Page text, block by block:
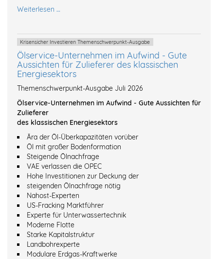
Weiterlesen …
Krisensicher Investieren Themenschwerpunkt-Ausgabe
Ölservice-Unternehmen im Aufwind - Gute
Aussichten für Zulieferer des klassischen
Energiesektors
Themenschwerpunkt-Ausgabe Juli 2026
Ölservice-Unternehmen im Aufwind - Gute Aussichten für
Zulieferer
des klassischen Energiesektors
Ära der Öl-Überkapazitäten vorüber
Öl mit großer Bodenformation
Steigende Ölnachfrage
VAE verlassen die OPEC
Hohe Investitionen zur Deckung der
steigenden Ölnachfrage nötig
Nahost-Experten
US-Fracking Marktführer
Experte für Unterwassertechnik
Moderne Flotte
Starke Kapitalstruktur
Landbohrexperte
Modulare Erdgas-Kraftwerke